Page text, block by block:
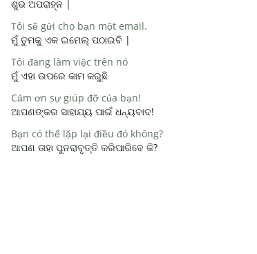
ଶୁଭ ଅପରାହ୍ନ |
Tôi sẽ gửi cho bạn một email.
ମୁଁ ତୁମକୁ ଏକ ଇମେଲ୍ ପଠାଇବି |
Tôi đang làm việc trên nó
ମୁଁ ଏହା ଉପରେ କାମ କରୁଛି
Cảm ơn sự giúp đỡ của bạn!
ଆପଣଙ୍କର ସାହାଯ୍ୟ ପାଇଁ ଧନ୍ୟବାଦ!
Bạn có thể lặp lại điều đó không?
ଆପଣ ତାହା ପୁନରାବୃତ୍ତି କରିପାରିବେ କି?